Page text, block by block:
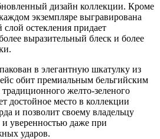
дизайн коллекции. Кроме
экземпляре выгравирована
остекления придает
выразительный блеск и более
в элегантную шкатулку из
обит премиальным бельгийским
желто-зеленого
достойное место в коллекции
и позволит своему владельцу
и уверенностью даже при
ударов.